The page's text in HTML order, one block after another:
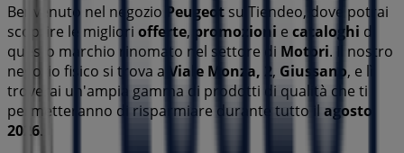
Benvenuto nel negozio Peugeot su Tiendeo, dove potrai
scoprire le migliori offerte, promozioni e cataloghi di
questo marchio rinomato nel settore di Motori. Il nostro
negozio fisico si trova a Viale Monza, 2, Giussano, e lì
troverai un'ampia gamma di prodotti di qualità che ti
permetteranno di risparmiare durante tutto il agosto
2026.